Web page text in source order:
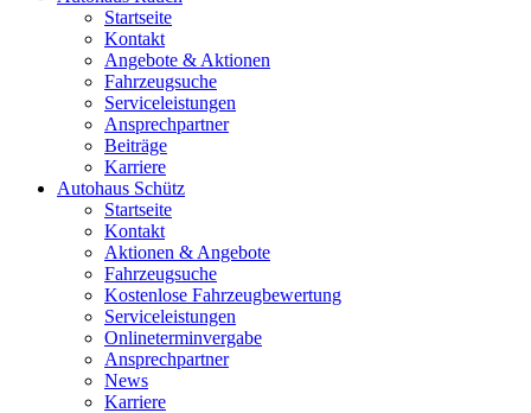
Startseite
Kontakt
Angebote & Aktionen
Fahrzeugsuche
Serviceleistungen
Ansprechpartner
Beiträge
Karriere
Autohaus Schütz
Startseite
Kontakt
Aktionen & Angebote
Fahrzeugsuche
Kostenlose Fahrzeugbewertung
Serviceleistungen
Onlineterminvergabe
Ansprechpartner
News
Karriere